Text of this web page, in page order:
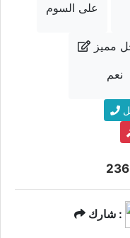
على السوم
مميز
نعم
شارك :